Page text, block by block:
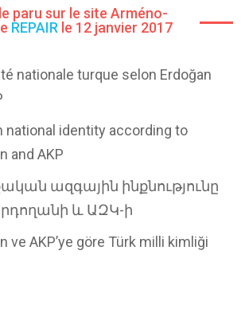
paru sur le site Arméno-
REPAIR le 12 janvier 2017
nationale turque selon Erdoğan
national identity according to
and AKP
ազգային ինքնությունը
և ԱԶԿ-ի
ve AKP’ye göre Türk milli kimliği